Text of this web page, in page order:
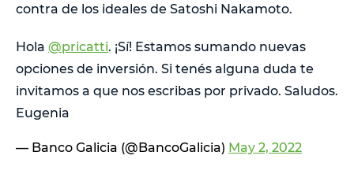
contra de los ideales de Satoshi Nakamoto.
Hola @pricatti. ¡Sí! Estamos sumando nuevas
opciones de inversión. Si tenés alguna duda te
invitamos a que nos escribas por privado. Saludos.
Eugenia
— Banco Galicia (@BancoGalicia) May 2, 2022